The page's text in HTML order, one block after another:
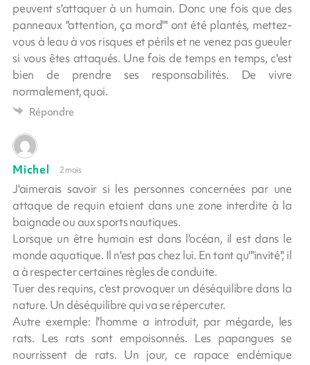
peuvent s'attaquer à un humain. Donc une fois que des
panneaux "attention, ça mord'" ont été plantés, mettez-
vous à leau à vos risques et périls et ne venez pas gueuler
si vous êtes attaqués. Une fois de temps en temps, c'est
bien de prendre ses responsabilités. De vivre
normalement, quoi.
Répondre
Michel 2 mois
J'aimerais savoir si les personnes concernées par une
attaque de requin etaient dans une zone interdite à la
baignade ou aux sports nautiques.
Lorsque un être humain est dans l'océan, il est dans le
monde aquatique. Il n'est pas chez lui. En tant qu'"invité", il
a à respecter certaines règles de conduite.
Tuer des requins, c'est provoquer un déséquilibre dans la
nature. Un déséquilibre qui va se répercuter.
Autre exemple: l'homme a introduit, par mégarde, les
rats. Les rats sont empoisonnés. Les papangues se
nourrissent de rats. Un jour, ce rapace endémique